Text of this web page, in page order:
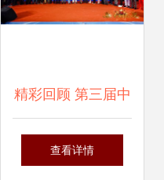
精彩回顾 第三届中
国（广州）演出经
查看详情